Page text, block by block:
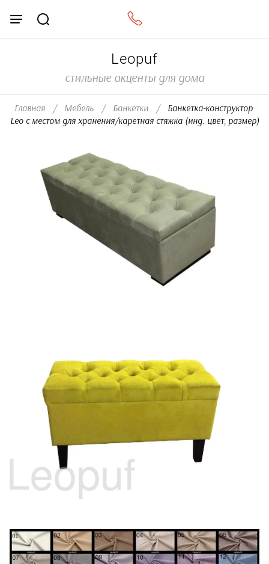
Leopuf
стильные акценты для дома
Главная / Мебель / Банкетки /
  Банкетка-конструктор
Leo с местом для хранения/каретная стяжка (инд. цвет, размер)